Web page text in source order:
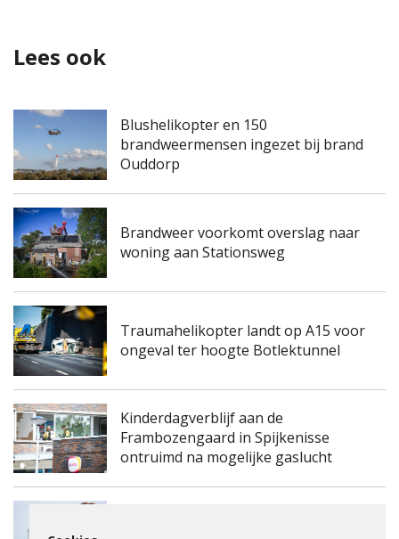
Lees ook
Blushelikopter en 150
brandweermensen ingezet bij brand
Ouddorp
Brandweer voorkomt overslag naar
woning aan Stationsweg
Traumahelikopter landt op A15 voor
ongeval ter hoogte Botlektunnel
Kinderdagverblijf aan de
Frambozengaard in Spijkenisse
ontruimd na mogelijke gaslucht